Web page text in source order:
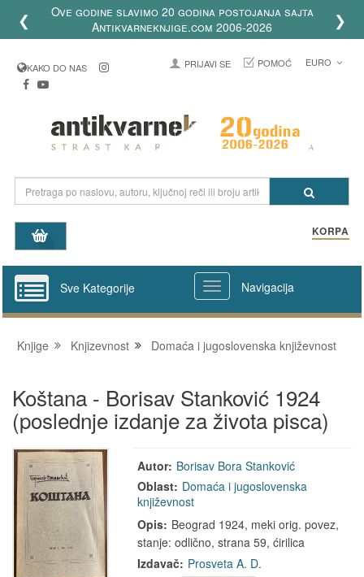
❮
Ove godine slavimo 20 godina postojanja sajta
Antikvarneknjige.com 2006-2026
❯
KAKO DO NAS PRIJAVI SE POMOĆ EURO
KORPA
Sve Kategorije Navigacija
Knjige Knjizevnost Domaća i jugoslovenska književnost
Koštana - Borisav Stanković 1924
(poslednje izdanje za života pisca)
Autor: Borisav Bora Stanković
Oblast: Domaća i jugoslovenska
književnost
Opis: Beograd 1924, meki orig. povez,
stanje: odlično, strana 59, ćirilica
Izdavač: Prosveta A. D.